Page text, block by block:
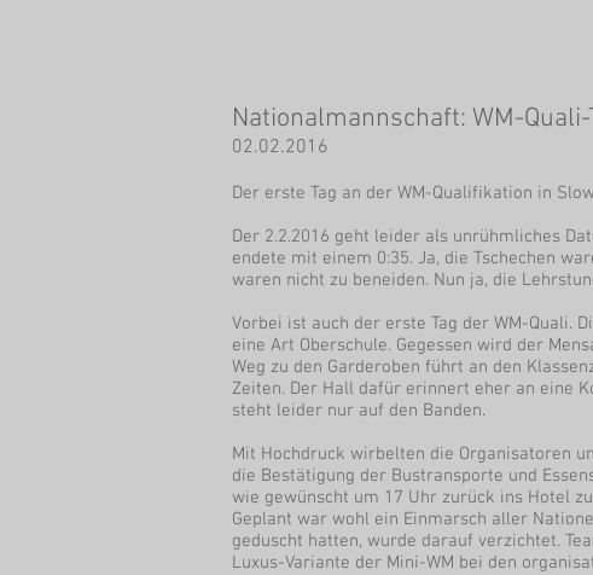
Nationalmannschaft: WM-Quali-
02.02.2016
Der erste Tag an der WM-Qualifikation in
Der 2.2.2016 geht leider als unrühmliches
endete mit einem 0:35. Ja, die Tschechen
waren nicht zu beneiden. Nun ja, die
Vorbei ist auch der erste Tag der WM-Quali.
eine Art Oberschule. Gegessen wird der
Weg zu den Garderoben führt an den
Zeiten. Der Hall dafür erinnert eher an eine
steht leider nur auf den Banden.
Mit Hochdruck wirbelten die Organisatoren
die Bestätigung der Bustransporte und
wie gewünscht um 17 Uhr zurück ins Hotel
Geplant war wohl ein Einmarsch aller
geduscht hatten, wurde darauf verzichtet.
Luxus-Variante der Mini-WM bei den